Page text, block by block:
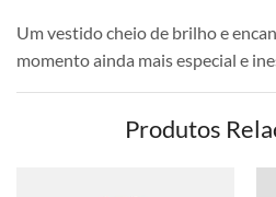
Um vestido cheio de brilho e
momento ainda mais especial e
Produtos